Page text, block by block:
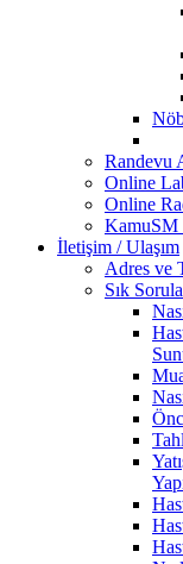
Randevu
Online
Online
KamuSM
İletişim / Ulaşım
Adres ve
Sık